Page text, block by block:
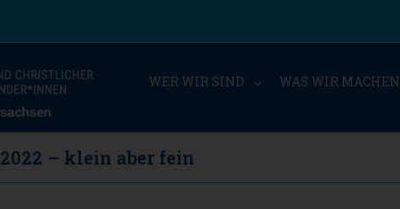
WER WIR SIND WAS WIR MACHEN
– klein aber fein